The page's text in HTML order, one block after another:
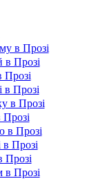
в Прозі
в Прозі
Прозі
в Прозі
в Прозі
Прозі
Прозі
в Прозі